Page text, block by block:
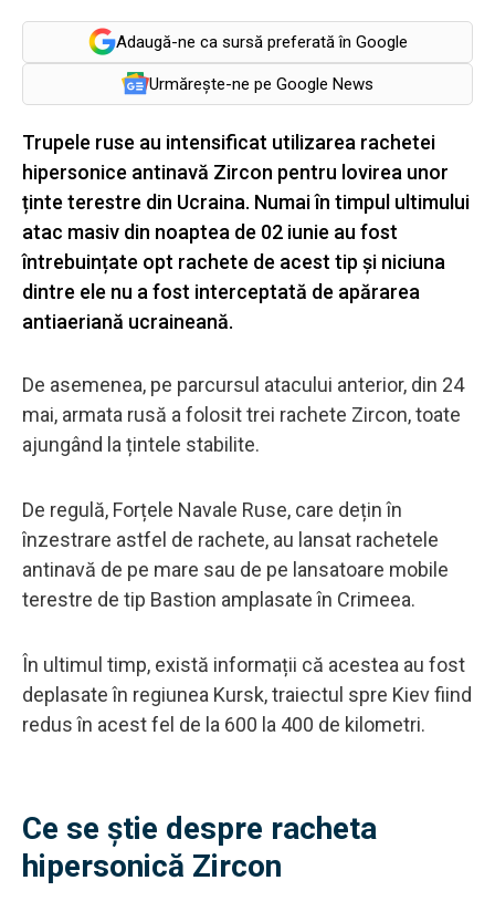
Adaugă-ne ca sursă preferată în Google
Urmărește-ne pe Google News
Trupele ruse au intensificat utilizarea rachetei
hipersonice antinavă Zircon pentru lovirea unor
ținte terestre din Ucraina. Numai în timpul ultimului
atac masiv din noaptea de 02 iunie au fost
întrebuințate opt rachete de acest tip și niciuna
dintre ele nu a fost interceptată de apărarea
antiaeriană ucraineană.
De asemenea, pe parcursul atacului anterior, din 24
mai, armata rusă a folosit trei rachete Zircon, toate
ajungând la țintele stabilite.
De regulă, Forțele Navale Ruse, care dețin în
înzestrare astfel de rachete, au lansat rachetele
antinavă de pe mare sau de pe lansatoare mobile
terestre de tip Bastion amplasate în Crimeea.
În ultimul timp, există informații că acestea au fost
deplasate în regiunea Kursk, traiectul spre Kiev fiind
redus în acest fel de la 600 la 400 de kilometri.
Ce se știe despre racheta
hipersonică Zircon